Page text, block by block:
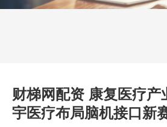
财梯网配资 康复医疗
宇医疗布局脑机接口新